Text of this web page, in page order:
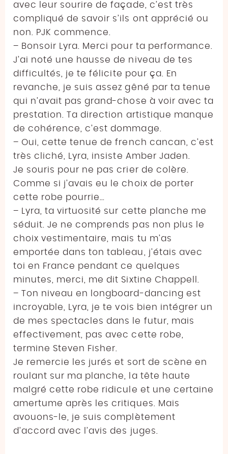
avec leur sourire de façade, c’est très
compliqué de savoir s’ils ont apprécié ou
non. PJK commence.
– Bonsoir Lyra. Merci pour ta performance.
J’ai noté une hausse de niveau de tes
difficultés, je te félicite pour ça. En
revanche, je suis assez gêné par ta tenue
qui n’avait pas grand-chose à voir avec ta
prestation. Ta direction artistique manque
de cohérence, c’est dommage.
– Oui, cette tenue de french cancan, c’est
très cliché, Lyra, insiste Amber Jaden.
Je souris pour ne pas crier de colère.
Comme si j’avais eu le choix de porter
cette robe pourrie…
– Lyra, ta virtuosité sur cette planche me
séduit. Je ne comprends pas non plus le
choix vestimentaire, mais tu m’as
emportée dans ton tableau, j’étais avec
toi en France pendant ce quelques
minutes, merci, me dit Sixtine Chappell.
– Ton niveau en longboard-dancing est
incroyable, Lyra, je te vois bien intégrer un
de mes spectacles dans le futur, mais
effectivement, pas avec cette robe,
termine Steven Fisher.
Je remercie les jurés et sort de scène en
roulant sur ma planche, la tête haute
malgré cette robe ridicule et une certaine
amertume après les critiques. Mais
avouons-le, je suis complètement
d’accord avec l’avis des juges.